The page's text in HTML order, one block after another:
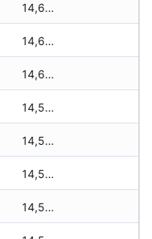
14,675 zł
14,675 zł
14,675 zł
14,565 zł
14,565 zł
14,565 zł
14,565 zł